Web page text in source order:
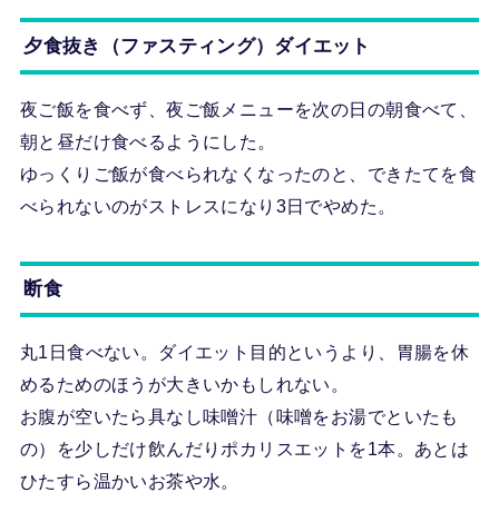
夕食抜き（ファスティング）ダイエット
夜ご飯を食べず、夜ご飯メニューを次の日の朝食べて、
朝と昼だけ食べるようにした。
ゆっくりご飯が食べられなくなったのと、できたてを食
べられないのがストレスになり3日でやめた。
断食
丸1日食べない。ダイエット目的というより、胃腸を休
めるためのほうが大きいかもしれない。
お腹が空いたら具なし味噌汁（味噌をお湯でといたも
の）を少しだけ飲んだりポカリスエットを1本。あとは
ひたすら温かいお茶や水。